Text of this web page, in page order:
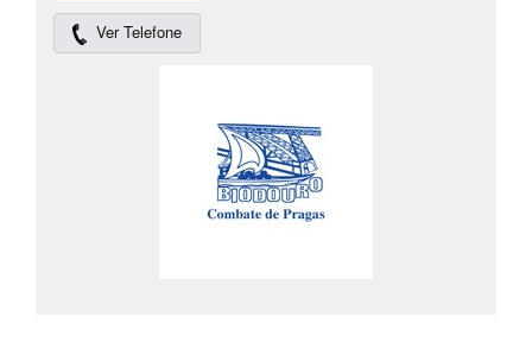
Ver Telefone